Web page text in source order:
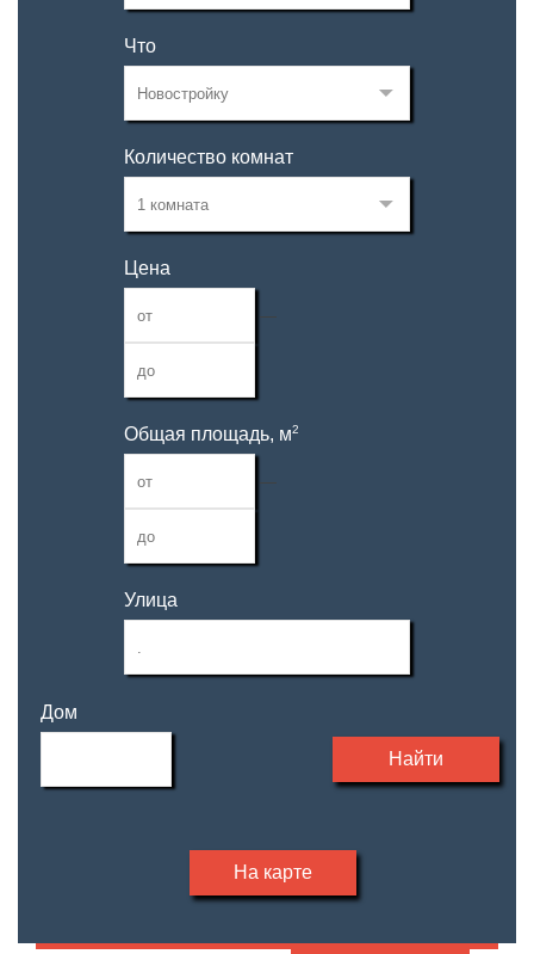
Что
Количество комнат
Цена
—
Общая площадь, м2
—
Улица
Дом
Найти
На карте